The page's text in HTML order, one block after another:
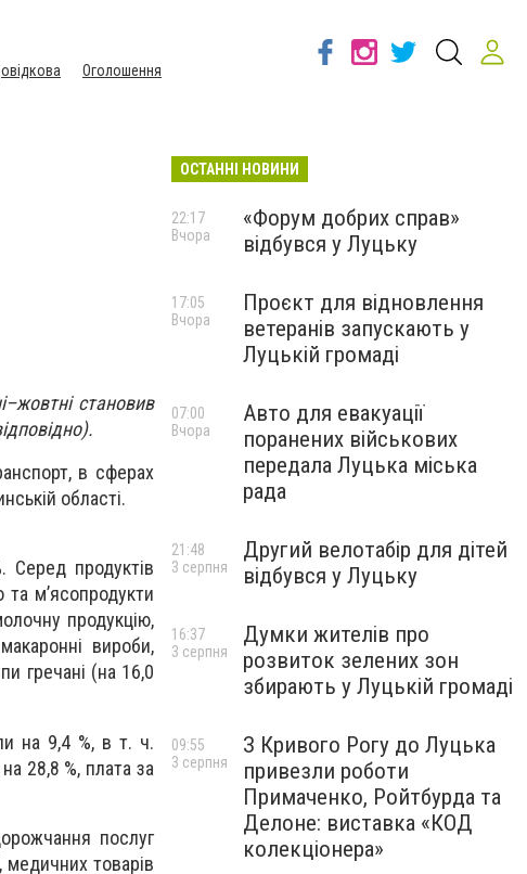
Оголошення
становив
в сферах
області.
Серед продуктів
м’ясопродукти
продукцію,
вироби,
гречані (на 16,0
на 9,4 %, в т. ч.
28,8 %, плата за
послуг
медичних товарів
ОСТАННІ НОВИНИ
«Форум добрих справ»
відбувся у Луцьку
22:17
Вчора
Проєкт для відновлення
ветеранів запускають у
Луцькій громаді
17:05
Вчора
Авто для евакуації
поранених військових
передала Луцька міська
рада
07:00
Вчора
Другий велотабір для дітей
відбувся у Луцьку
21:48
3 серпня
Думки жителів про
розвиток зелених зон
збирають у Луцькій громаді
16:37
3 серпня
З Кривого Рогу до Луцька
привезли роботи
Примаченко, Ройтбурда та
Делоне: виставка «КОД
колекціонера»
09:55
3 серпня